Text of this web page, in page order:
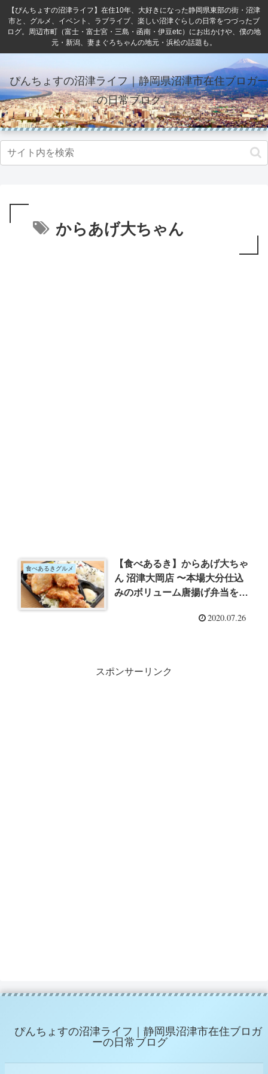
【ぴんちょすの沼津ライフ】在住10年、大好きになった静岡県東部の街・沼津
市と、グルメ、イベント、ラブライブ、楽しい沼津ぐらしの日常をつづったブ
ログ。周辺市町（富士・富士宮・三島・函南・伊豆etc）にお出かけや、僕の地
元・新潟、妻まぐろちゃんの地元・浜松の話題も。
ぴんちょすの沼津ライフ｜静岡県沼津市在住ブロガー
の日常ブログ
からあげ大ちゃん
食べあるきグルメ
【食べあるき】からあげ大ちゃ
ん 沼津大岡店 〜本場大分仕込
みのボリューム唐揚げ弁当をテ
2020.07.26
スポンサーリンク
ぴんちょすの沼津ライフ｜静岡県沼津市在住ブロガ
ーの日常ブログ